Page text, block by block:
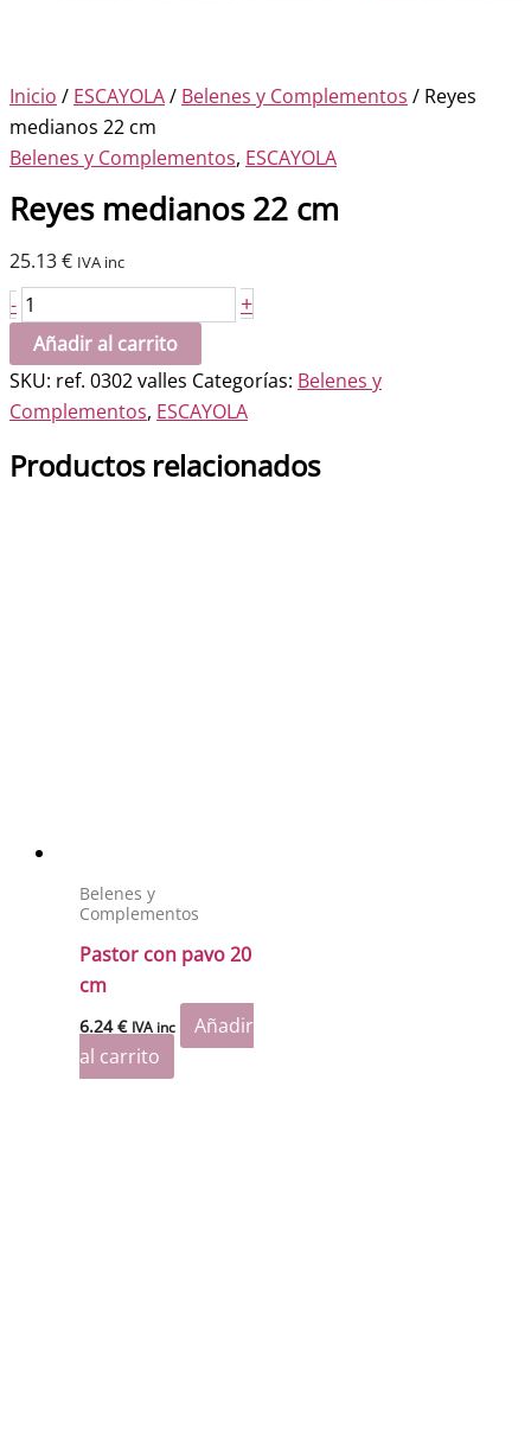
Inicio / ESCAYOLA/ Belenes y Complementos / Reyes
medianos 22 cm
Belenes y Complementos, ESCAYOLA
Reyes medianos 22 cm
25.13€ IVA inc
- Reyes
medianos
22
cm
cantidad
+
Añadir al carrito
SKU: ref. 0302 valles Categorías: Belenes y
Complementos, ESCAYOLA
Productos relacionados
Belenes y
Complementos
Pastor con pavo 20
cm
6.24€ IVA inc
Añadir
al carrito